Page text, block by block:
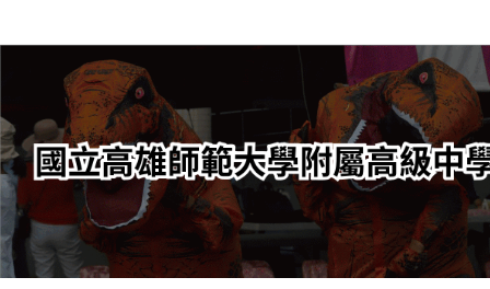
轉
要
內
容